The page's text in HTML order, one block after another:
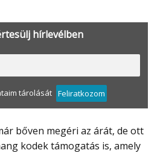
hírlevélben
tárolását Feliratkozom
kodek támogatás is, amely